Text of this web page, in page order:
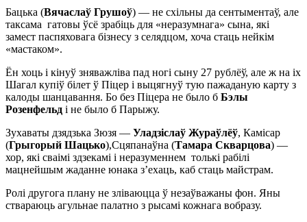
Бацька (Вячаслаў Грушоў) — не схільны да сентыментаў, але
таксама гатовы ўсё зрабіць для «неразумнага» сына, які
замест паспяховага бізнесу з селядцом, хоча стаць нейкім
«мастаком».
Ён хоць і кінуў зняважліва пад ногі сыну 27 рублёў, але ж на іх
Шагал купіў білет ў Піцер і выцягнуў тую пажаданую карту з
калоды шанцавання. Бо без Піцера не было б Бэлы
Розенфельд і не было б Парыжу.
Зухаваты дзядзька Зюзя — Уладзіслаў Жураўлёў, Камісар
(Грыгорый Шацько),Сцяпанаўна (Тамара Скварцова) —
хор, які сваімі здзекамі і неразуменнем толькі рабілі
мацнейшым жаданне юнака з’ехаць, каб стаць майстрам.
Ролі другога плану не зліваюцца ў незаўважаны фон. Яны
ствараюць агульнае палатно з рысамі кожнага вобразу.